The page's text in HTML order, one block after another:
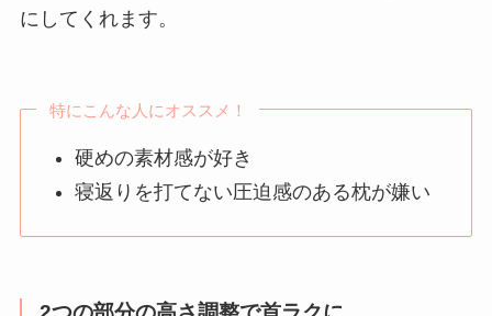
にしてくれます。
特にこんな人にオススメ！
硬めの素材感が好き
寝返りを打てない圧迫感のある枕が嫌い